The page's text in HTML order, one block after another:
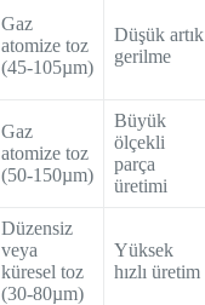
Gaz
atomize toz
(45-105µm)
Düşük artık
gerilme
Gaz
atomize toz
(50-150µm)
Büyük
ölçekli
parça
üretimi
Düzensiz
veya
küresel toz
(30-80µm)
Yüksek
hızlı üretim